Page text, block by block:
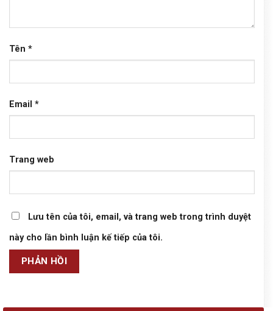
Tên *
Email *
Trang web
Lưu tên của tôi, email, và trang web trong trình duyệt
này cho lần bình luận kế tiếp của tôi.